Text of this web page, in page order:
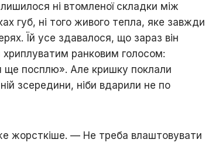
ні втомленої складки між
губ, ні того живого тепла, яке завжди
Їй усе здавалося, що зараз він
ранковим голосом:
посплю». Але кришку поклали
зсередини, ніби вдарили не по
жорсткіше. — Не треба влаштовувати